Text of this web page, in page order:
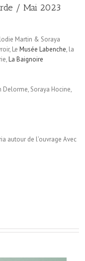
/ Mai 2023
Martin & Soraya
Le Musée Labenche, la
La Baignoire
Delorme, Soraya Hocine,
autour de l’ouvrage Avec